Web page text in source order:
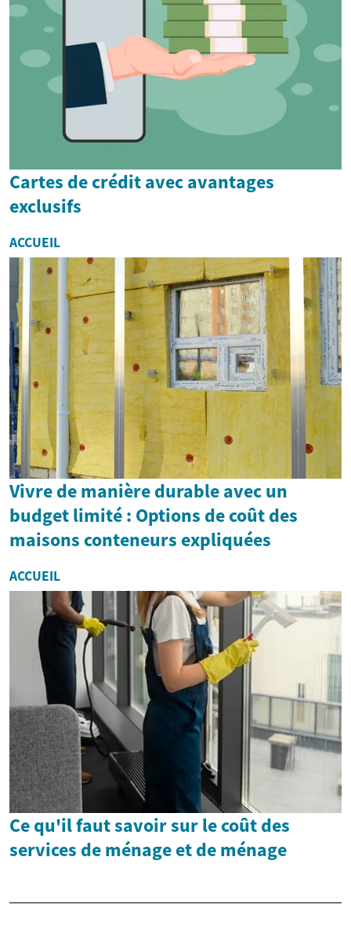
Cartes de crédit avec avantages
exclusifs
ACCUEIL
Vivre de manière durable avec un
budget limité : Options de coût des
maisons conteneurs expliquées
ACCUEIL
Ce qu'il faut savoir sur le coût des
services de ménage et de ménage